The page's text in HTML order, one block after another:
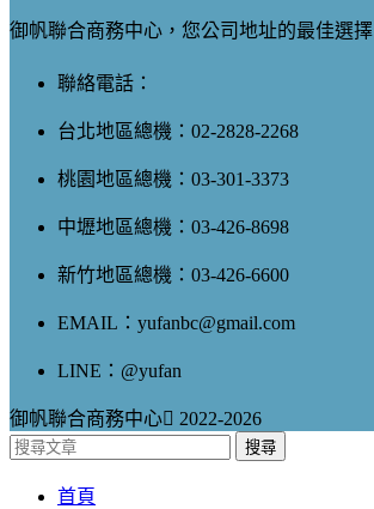
御帆聯合商務中心，您公司地址的最佳選擇
聯絡電話：
台北地區總機：02-2828-2268
桃園地區總機：03-301-3373
中壢地區總機：03-426-8698
新竹地區總機：03-426-6600
EMAIL：yufanbc@gmail.com
LINE：@yufan
御帆聯合商務中心 2022-2026
搜尋
首頁